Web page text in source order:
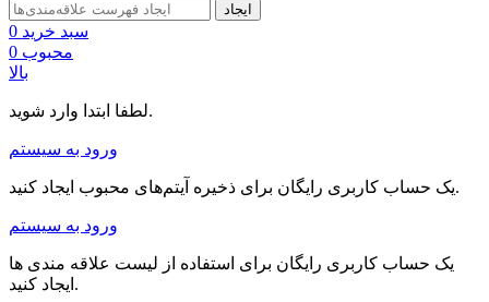
ایجاد
سبد خرید 0
محبوب 0
بالا
لطفا ابتدا وارد شوید.
ورود به سیستم
یک حساب کاربری رایگان برای ذخیره آیتم‌های محبوب ایجاد کنید.
ورود به سیستم
یک حساب کاربری رایگان برای استفاده از لیست علاقه مندی ها
ایجاد کنید.